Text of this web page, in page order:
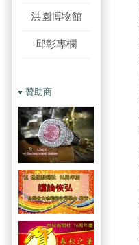
洪園博物館
邱彰專欄
贊助商